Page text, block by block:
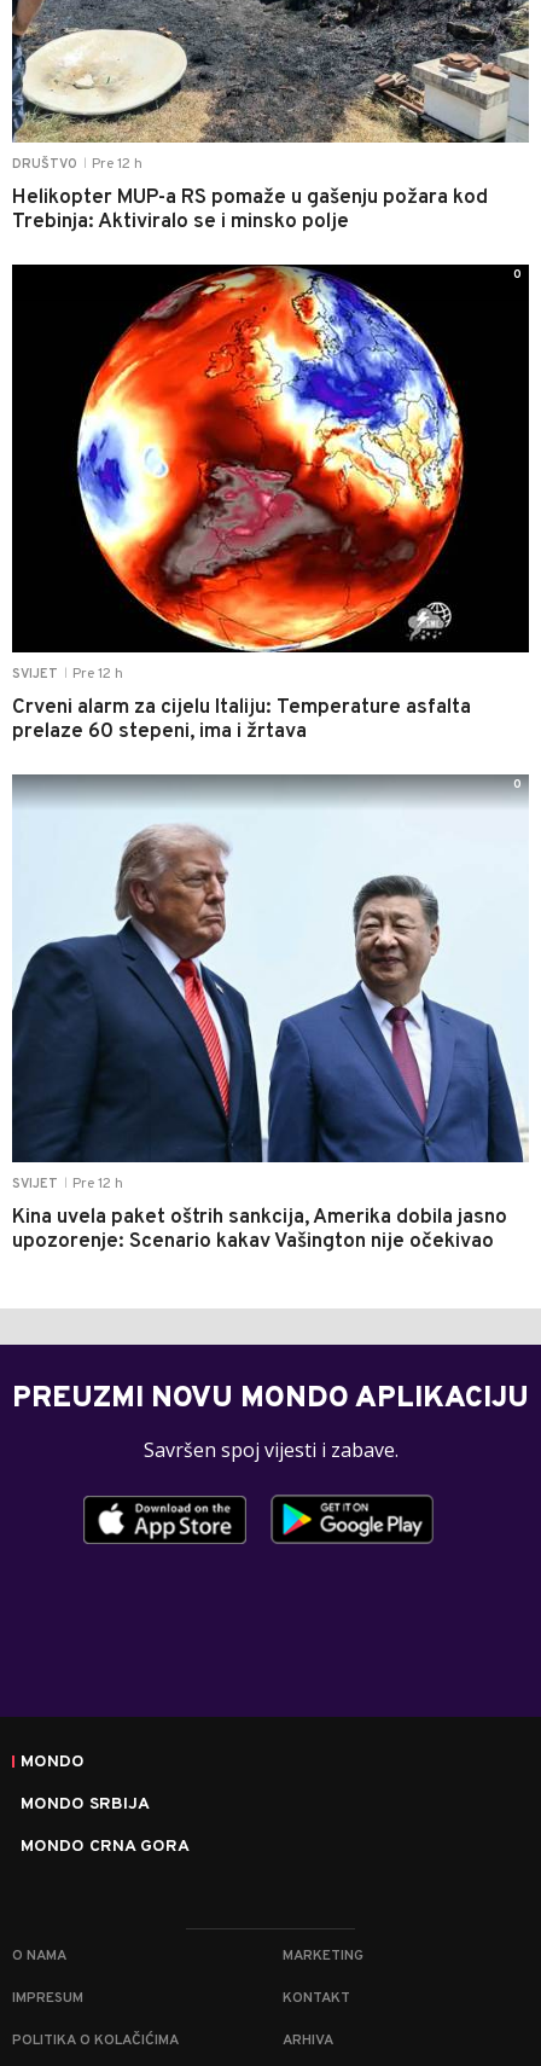
DRUŠTVO Pre 12 h
Helikopter MUP-a RS pomaže u gašenju požara kod
Trebinja: Aktiviralo se i minsko polje
SVIJET Pre 12 h
Crveni alarm za cijelu Italiju: Temperature asfalta
prelaze 60 stepeni, ima i žrtava
0
SVIJET Pre 12 h
Kina uvela paket oštrih sankcija, Amerika dobila jasno
upozorenje: Scenario kakav Vašington nije očekivao
0
PREUZMI NOVU MONDO APLIKACIJU
Savršen spoj vijesti i zabave.
MONDO
MONDO SRBIJA
MONDO CRNA GORA
O NAMA MARKETING
IMPRESUM KONTAKT
POLITIKA O KOLAČIĆIMA ARHIVA